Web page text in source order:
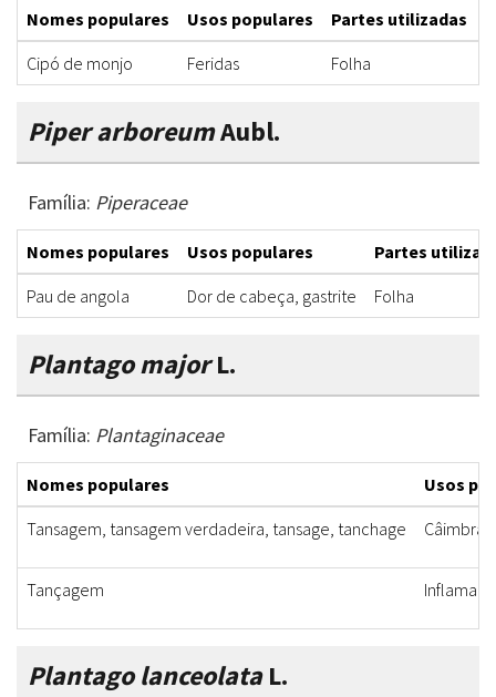
Nomes populares Usos populares Partes utilizadas
Cipó de monjo
Feridas Folha
Piper arboreumAubl.
Família: Piperaceae
Nomes populares Usos populares
Partes
Pau de angola
Dor de cabeça, gastrite Folha
Plantago majorL.
Família: Plantaginaceae
Nomes populares
Usos
Tansagem, tansagem verdadeira, tansage, tanchage
Tançagem
Plantago lanceolataL.